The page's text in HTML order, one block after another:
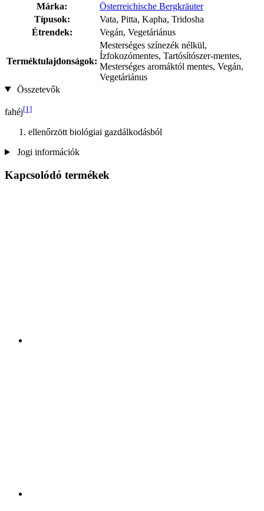
Márka:
Österreichische Bergkräuter
Típusok:
Vata, Pitta, Kapha, Tridosha
Étrendek:
Vegán, Vegetáriánus
Terméktulajdonságok:
Mesterséges színezék nélkül,
Ízfokozómentes, Tartósítószer-mentes,
Mesterséges aromáktól mentes, Vegán,
Vegetáriánus
Összetevők
fahéj[1]
ellenőrzött biológiai gazdálkodásból
Jogi információk
Kapcsolódó termékek